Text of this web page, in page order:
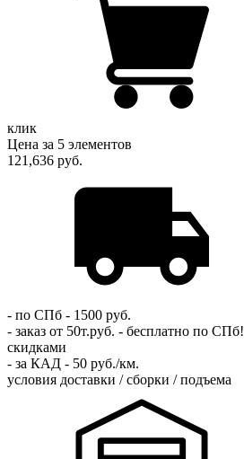
клик
Цена за 5 элементов
121,636 руб.
- по СПб - 1500 руб.
- заказ от 50т.руб. - бесплатно по СПб!
скидками
- за КАД - 50 руб./км.
условия доставки / сборки / подъема